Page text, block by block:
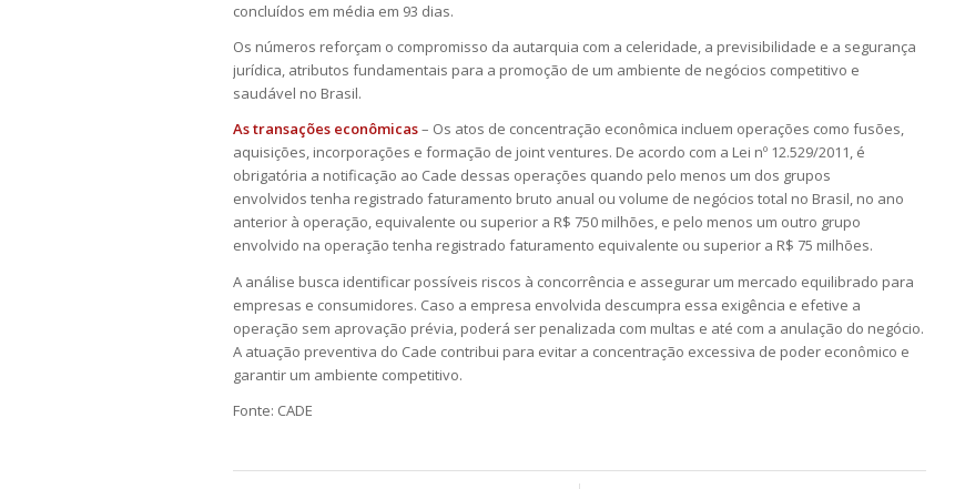
concluídos em média em 93 dias.
Os números reforçam o compromisso da autarquia com a celeridade, a previsibilidade e a segurança
jurídica, atributos fundamentais para a promoção de um ambiente de negócios competitivo e
saudável no Brasil.
As transações econômicas– Os atos de concentração econômica incluem operações como fusões,
aquisições, incorporações e formação de joint ventures. De acordo com a Lei nº 12.529/2011, é
obrigatória a notificação ao Cade dessas operações quando pelo menos um dos grupos
envolvidos tenha registrado faturamento bruto anual ou volume de negócios total no Brasil, no ano
anterior à operação, equivalente ou superior a R$ 750 milhões, e pelo menos um outro grupo
envolvido na operação tenha registrado faturamento equivalente ou superior a R$ 75 milhões.
A análise busca identificar possíveis riscos à concorrência e assegurar um mercado equilibrado para
empresas e consumidores. Caso a empresa envolvida descumpra essa exigência e efetive a
operação sem aprovação prévia, poderá ser penalizada com multas e até com a anulação do negócio.
A atuação preventiva do Cade contribui para evitar a concentração excessiva de poder econômico e
garantir um ambiente competitivo.
Fonte: CADE